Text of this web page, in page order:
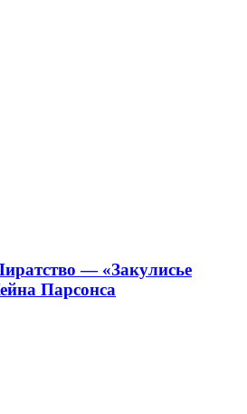
— «Закулисье
Парсонса